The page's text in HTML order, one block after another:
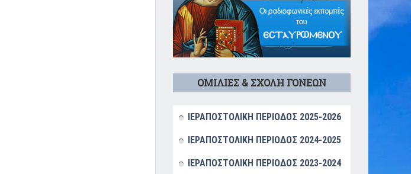
ΟΜΙΛΙΕΣ & ΣΧΟΛΗ ΓΟΝΕΩΝ
ΙΕΡΑΠΟΣΤΟΛΙΚΗ ΠΕΡΙΟΔΟΣ 2025-2026
ΙΕΡΑΠΟΣΤΟΛΙΚΗ ΠΕΡΙΟΔΟΣ 2024-2025
ΙΕΡΑΠΟΣΤΟΛΙΚΗ ΠΕΡΙΟΔΟΣ 2023-2024